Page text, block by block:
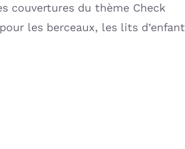
couvertures du thème Check
les berceaux, les lits d’enfant